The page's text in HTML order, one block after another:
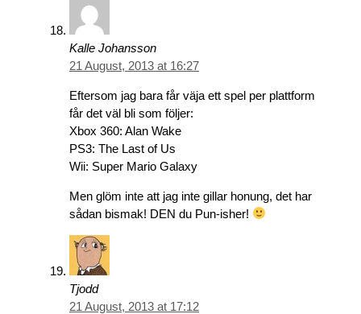
Kalle Johansson
21 August, 2013 at 16:27
Eftersom jag bara får väja ett spel per plattform
får det väl bli som följer:
Xbox 360: Alan Wake
PS3: The Last of Us
Wii: Super Mario Galaxy
Men glöm inte att jag inte gillar honung, det har
sådan bismak! DEN du Pun-isher!
Tjodd
21 August, 2013 at 17:12